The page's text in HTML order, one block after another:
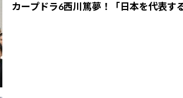
カープドラ6西川篤夢！「日本を代表す